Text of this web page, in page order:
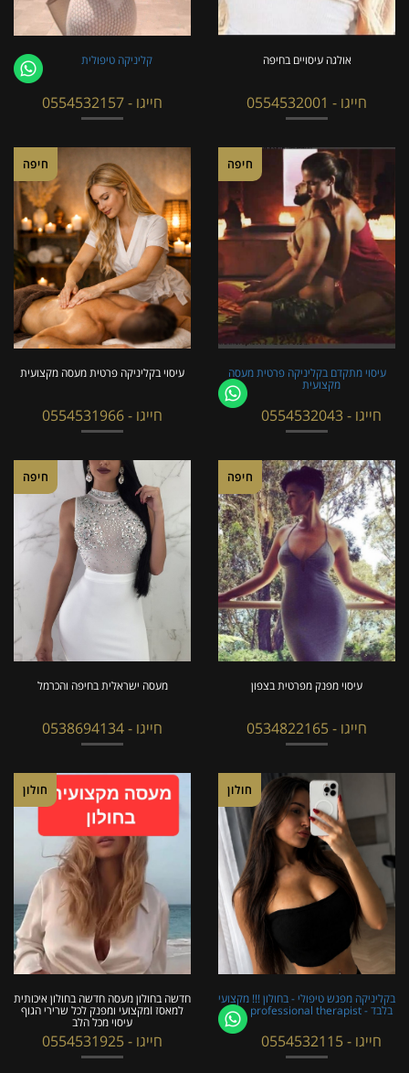
קליניקה טיפולית
חייגו - 0554532157
אולגה עיסויים בחיפה
חייגו - 0554532001
חיפה
עיסוי בקליניקה פרטית מעסה מקצועית
חייגו - 0554531966
חיפה
עיסוי מתקדם בקליניקה פרטית מעסה
מקצועית
חייגו - 0554532043
חיפה
מעסה ישראלית בחיפה והכרמל
חייגו - 0538694134
חיפה
עיסוי מפנק מפרטית בצפון
חייגו - 0534822165
חולון
חדשה בחולון מעסה חדשה בחולון איכותית
למאסז Iמקצועי ומפנק לכל שרירי הגוף
עיסוי מכל הלב
חייגו - 0554531925
חולון
בקליניקה מפגש טיפולי - בחולון !!! מקצועי
בלבד - professional therapist
חייגו - 0554532115